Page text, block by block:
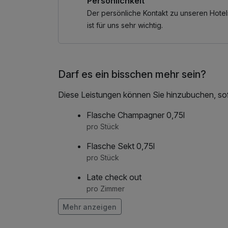
Am 24.12. verwöhnen wir Sie mit einem
Der Bonner Weihnachtscircus ist mehr als nur
Atmosphäre, die nur zu dieser besonderen
– die weltbesten Künstler zeigen ihr Können
und Wunder. Tauchen Sie ein in eine Welt
** Bitte beachten Sie, dass dieses Paket nur
der Buchung bei Ihnen melden .**
Der persönliche Kontakt zu unseren
ist für uns sehr wichtig.
Darf es ein bisschen mehr sein?
Diese Leistungen können Sie hinzubuchen,
Flasche Champagner 0,75l
pro Stück
Flasche Sekt 0,75l
pro Stück
Late check out
pro Zimmer
Obstkorb
Mehr anzeigen